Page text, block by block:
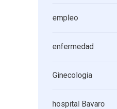
empleo
enfermedad
Ginecologia
hospital Bavaro